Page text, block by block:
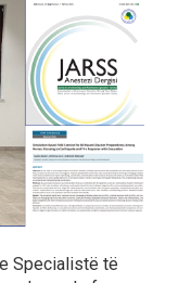
Specialistë të